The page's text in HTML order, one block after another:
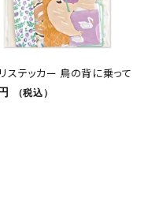
ステッカー 鳥の背に乗って
（税込）